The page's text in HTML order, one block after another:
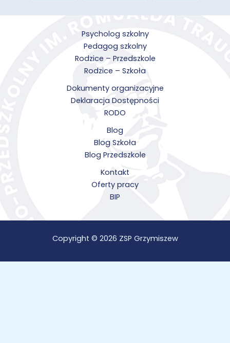
Psycholog szkolny
Pedagog szkolny
Rodzice – Przedszkole
Rodzice – Szkoła
Dokumenty organizacyjne
Deklaracja Dostępności
RODO
Blog
Blog Szkoła
Blog Przedszkole
Kontakt
Oferty pracy
BIP
Copyright © 2026 ZSP Grzymiszew